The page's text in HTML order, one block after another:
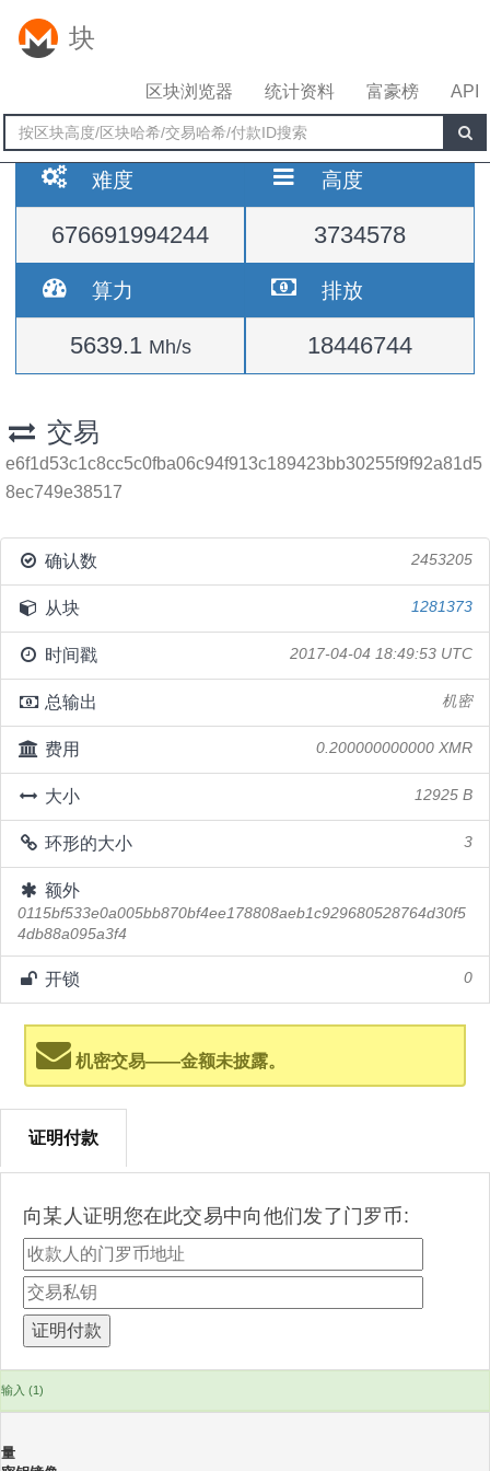
块
区块浏览器 统计资料 富豪榜 API
难度
676691994244
高度
3734578
算力
5639.1 Mh/s
排放
18446744
交易
e6f1d53c1c8cc5c0fba06c94f913c189423bb30255f9f92a81d5
8ec749e38517
确认数 2453205
从块 1281373
时间戳 2017-04-04 18:49:53 UTC
总输出 机密
费用 0.200000000000 XMR
大小 12925 B
环形的大小 3
额外
0115bf533e0a005bb870bf4ee178808aeb1c929680528764d30f5
4db88a095a3f4
开锁 0
机密交易——金额未披露。
证明付款
向某人证明您在此交易中向他们发了门罗币:
输入 (1)
量